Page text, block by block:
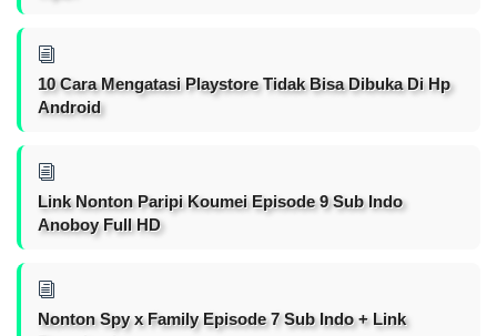
10 Cara Mengatasi Playstore Tidak Bisa Dibuka Di Hp
Android
Link Nonton Paripi Koumei Episode 9 Sub Indo
Anoboy Full HD
Nonton Spy x Family Episode 7 Sub Indo + Link